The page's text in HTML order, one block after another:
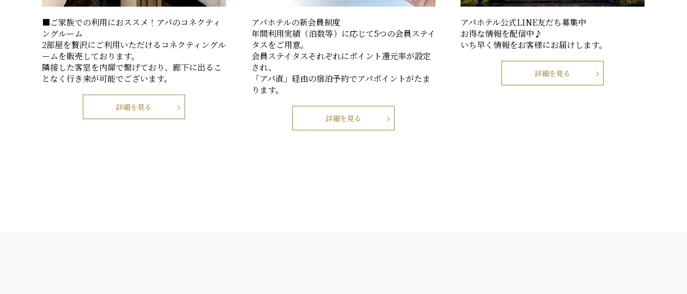
■ご家族での利用におススメ！アパのコネクティ
ングルーム
2部屋を贅沢にご利用いただけるコネクティングル
ームを販売しております。
隣接した客室を内扉で繋げており、廊下に出るこ
となく行き来が可能でございます。
詳細を見る
アパホテルの新会員制度
年間利用実績（泊数等）に応じて5つの会員ステイ
タスをご用意。
会員ステイタスそれぞれにポイント還元率が設定
され、
「アパ直」経由の宿泊予約でアパポイントがたま
ります。
詳細を見る
アパホテル公式LINE友だち募集中
お得な情報を配信中♪
いち早く情報をお客様にお届けします。
詳細を見る